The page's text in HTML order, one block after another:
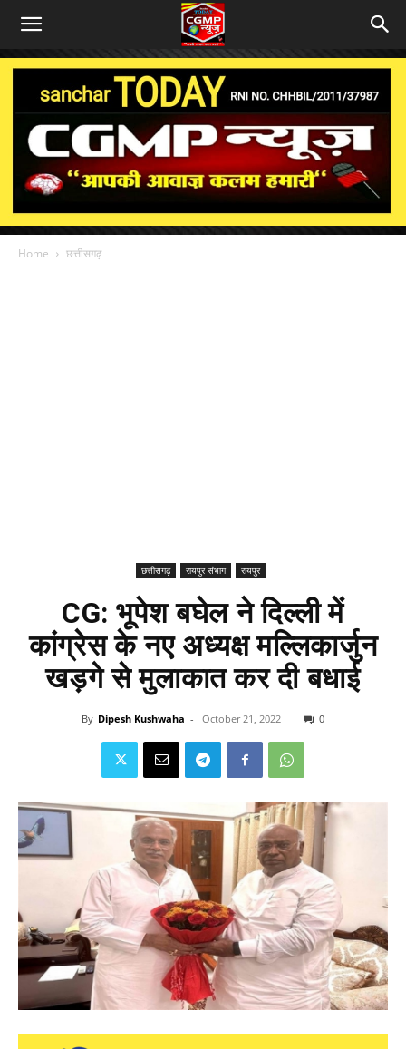
Home छत्तीसगढ़
छत्तीसगढ़ रायपुर संभाग रायपुर
CG: भूपेश बघेल ने दिल्ली में
कांग्रेस के नए अध्यक्ष मल्लिकार्जुन
खड़गे से मुलाकात कर दी बधाई
By Dipesh Kushwaha - October 21, 2022 0